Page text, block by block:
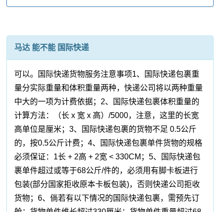
马达 能不能 国际快递
可以。国际快递货物服务注意事项1、国际快递包裹重
量分实际重量和体积重量两种，快递公司将以两种重量
中大的一项为计费依据；2、国际快递包裹体积重量的
计算方法：（长 x 宽 x 高）/5000，注意，这里的长宽
高单位是厘米；3、国际快递包裹的货物不足 0.5公斤
的，按0.5公斤计费；4、国际快递包裹单件货物的规格
必须保证：1长 + 2高 + 2宽 < 330CM；5、国际快递包
裹单件超过或等于68公斤/件的，必须用有脚卡板进行
包装(部分国家拒收原本卡板包装)，否则快递公司拒收
货物；6、倘若有以下情况的国际快递包裹，需预先订